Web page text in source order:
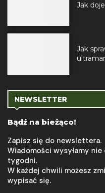
Jak
Jak
NEWSLETTER
Bądź na bieżąco!
Zapisz się do newslettera.
Wiadomości wysyłamy
tygodni.
W każdej chwili możesz
wypisać się.